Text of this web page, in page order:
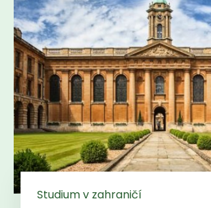
Studium v zahraničí